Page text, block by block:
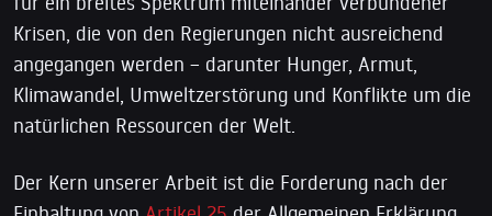
Krisen, die von den Regierungen nicht ausreichend
angegangen werden – darunter Hunger, Armut,
Klimawandel, Umweltzerstörung und Konflikte um die
natürlichen Ressourcen der Welt.
Der Kern unserer Arbeit ist die Forderung nach der